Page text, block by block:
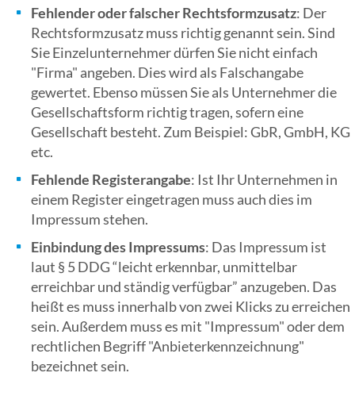
Fehlender oder falscher Rechtsformzusatz: Der
Rechtsformzusatz muss richtig genannt sein. Sind
Sie Einzelunternehmer dürfen Sie nicht einfach
"Firma" angeben. Dies wird als Falschangabe
gewertet. Ebenso müssen Sie als Unternehmer die
Gesellschaftsform richtig tragen, sofern eine
Gesellschaft besteht. Zum Beispiel: GbR, GmbH, KG
etc.
Fehlende Registerangabe: Ist Ihr Unternehmen in
einem Register eingetragen muss auch dies im
Impressum stehen.
Einbindung des Impressums: Das Impressum ist
laut § 5 DDG “leicht erkennbar, unmittelbar
erreichbar und ständig verfügbar” anzugeben. Das
heißt es muss innerhalb von zwei Klicks zu erreichen
sein. Außerdem muss es mit "Impressum" oder dem
rechtlichen Begriff "Anbieterkennzeichnung"
bezeichnet sein.